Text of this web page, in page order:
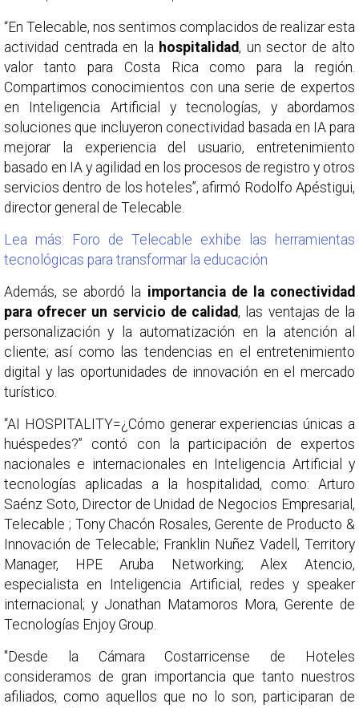
“En Telecable, nos sentimos complacidos de realizar esta
actividad centrada en la hospitalidad, un sector de alto
valor tanto para Costa Rica como para la región.
Compartimos conocimientos con una serie de expertos
en Inteligencia Artificial y tecnologías, y abordamos
soluciones que incluyeron conectividad basada en IA para
mejorar la experiencia del usuario, entretenimiento
basado en IA y agilidad en los procesos de registro y otros
servicios dentro de los hoteles”, afirmó Rodolfo Apéstigui,
director general de Telecable.
Lea más: Foro de Telecable exhibe las herramientas
tecnológicas para transformar la educación
Además, se abordó la importancia de la conectividad
para ofrecer un servicio de calidad, las ventajas de la
personalización y la automatización en la atención al
cliente; así como las tendencias en el entretenimiento
digital y las oportunidades de innovación en el mercado
turístico.
“AI HOSPITALITY=¿Cómo generar experiencias únicas a
huéspedes?” contó con la participación de expertos
nacionales e internacionales en Inteligencia Artificial y
tecnologías aplicadas a la hospitalidad, como: Arturo
Saénz Soto, Director de Unidad de Negocios Empresarial,
Telecable ; Tony Chacón Rosales, Gerente de Producto &
Innovación de Telecable; Franklin Nuñez Vadell, Territory
Manager, HPE Aruba Networking; Alex Atencio,
especialista en Inteligencia Artificial, redes y speaker
internacional; y Jonathan Matamoros Mora, Gerente de
Tecnologías Enjoy Group.
"Desde la Cámara Costarricense de Hoteles
consideramos de gran importancia que tanto nuestros
afiliados, como aquellos que no lo son, participaran de